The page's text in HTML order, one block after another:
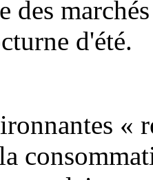
des
d'été.
«